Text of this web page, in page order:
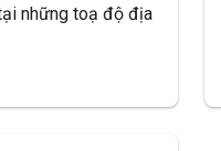
tại những toạ độ địa